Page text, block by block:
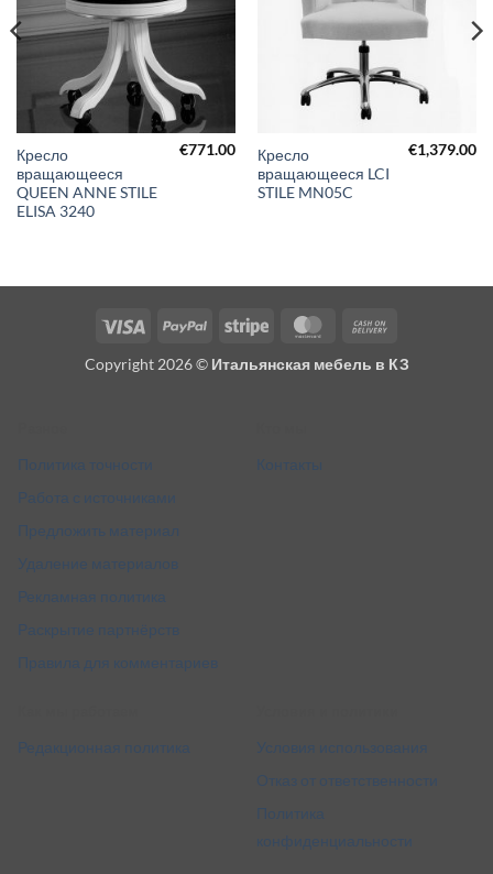
Кресло
вращающееся
QUEEN ANNE STILE
ELISA 3240
€771.00
Кресло
вращающееся LCI
STILE MN05C
€1,379.00
Visa PayPal Stripe MasterCard
Delivery
Copyright 2026 © Итальянская мебель в КЗ
Политика точности
Работа с источниками
Предложить материал
Удаление материалов
Рекламная политика
Раскрытие партнёрств
Правила для комментариев
Контакты
Редакционная политика
Условия использования
Отказ от ответственности
Политика
конфиденциальности